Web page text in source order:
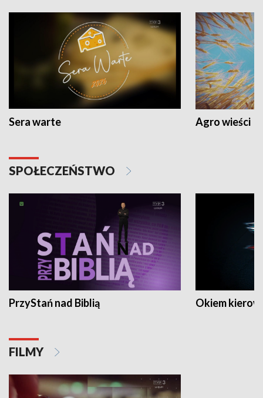
Sera warte Agro wieści
SPOŁECZEŃSTWO
PrzyStań nad Biblią Okiem
FILMY